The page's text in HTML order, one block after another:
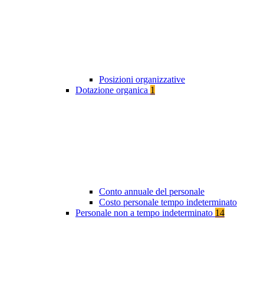
Posizioni organizzative
Dotazione organica 1
Conto annuale del personale
Costo personale tempo indeterminato
Personale non a tempo indeterminato 14